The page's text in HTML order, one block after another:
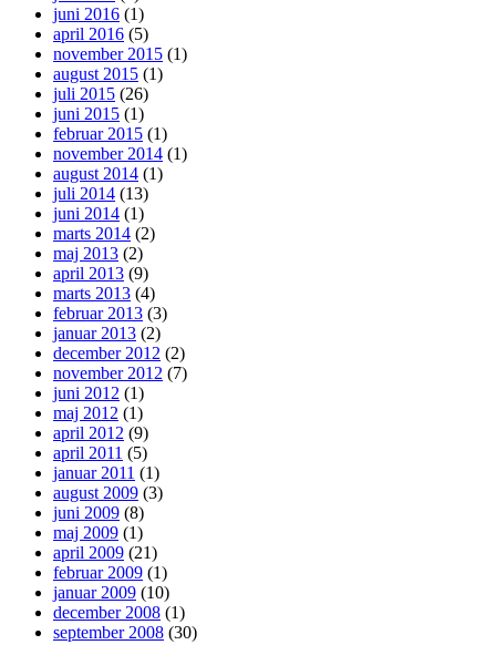
juni 2016 (1)
april 2016 (5)
november 2015 (1)
august 2015 (1)
juli 2015 (26)
juni 2015 (1)
februar 2015 (1)
november 2014 (1)
august 2014 (1)
juli 2014 (13)
juni 2014 (1)
marts 2014 (2)
maj 2013 (2)
april 2013 (9)
marts 2013 (4)
februar 2013 (3)
januar 2013 (2)
december 2012 (2)
november 2012 (7)
juni 2012 (1)
maj 2012 (1)
april 2012 (9)
april 2011 (5)
januar 2011 (1)
august 2009 (3)
juni 2009 (8)
maj 2009 (1)
april 2009 (21)
februar 2009 (1)
januar 2009 (10)
december 2008 (1)
september 2008 (30)